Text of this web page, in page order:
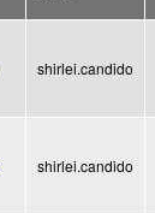
shirlei.candido
shirlei.candido